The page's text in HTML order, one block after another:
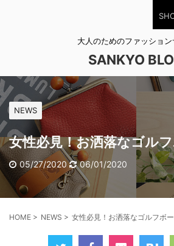
大人のためのファッション
SANKYO
NEWS
女性必見！お洒落なゴル
05/27/2020 06/01/2020
HOME > NEWS > 女性必見！お洒落なゴルフボ